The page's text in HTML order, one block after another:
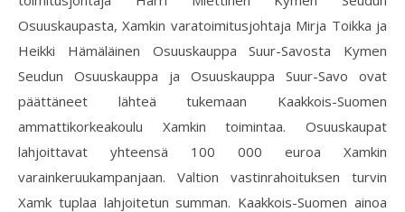
Osuuskaupasta, Xamkin varatoimitusjohtaja Mirja Toikka ja
Heikki Hämäläinen Osuuskauppa Suur-Savosta Kymen
Seudun Osuuskauppa ja Osuuskauppa Suur-Savo ovat
päättäneet lähteä tukemaan Kaakkois-Suomen
ammattikorkeakoulu Xamkin toimintaa. Osuuskaupat
lahjoittavat yhteensä 100 000 euroa Xamkin
varainkeruukampanjaan. Valtion vastinrahoituksen turvin
Xamk tuplaa lahjoitetun summan. Kaakkois-Suomen ainoa